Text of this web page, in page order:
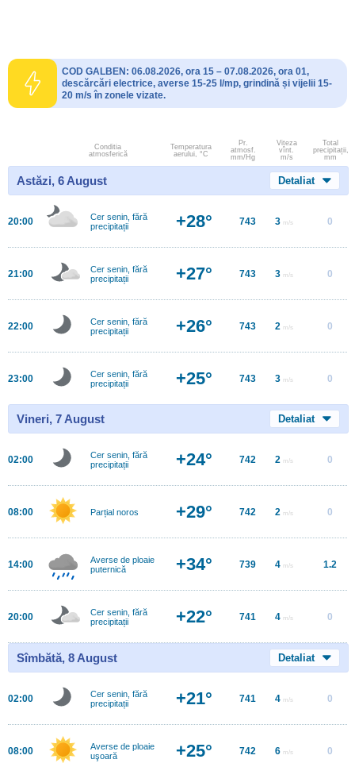
COD GALBEN: 06.08.2026, ora 15 – 07.08.2026, ora 01,
descărcări electrice, averse 15-25 l/mp, grindină și vijelii 15-
20 m/s în zonele vizate.
Conditia
atmosferică
Temperatura
aerului, °C
Pr.
atmosf.
mm/Hg
Viteza
vînt.
m/s
Total
precipitații,
mm
Astăzi, 6 August Detaliat
20:00
Cer senin, fără
precipitații
+28° 743 3 m/s 0
21:00
Cer senin, fără
precipitații
+27° 743 3 m/s 0
22:00
Cer senin, fără
precipitații
+26° 743 2 m/s 0
23:00
Cer senin, fără
precipitații
+25° 743 3 m/s 0
Vineri, 7 August Detaliat
02:00
Cer senin, fără
precipitații
+24° 742 2 m/s 0
08:00 Parțial noros +29° 742 2 m/s 0
14:00
Averse de ploaie
puternică
+34° 739 4 m/s 1.2
20:00
Cer senin, fără
precipitații
+22° 741 4 m/s 0
Sîmbătă, 8 August Detaliat
02:00
Cer senin, fără
precipitații
+21° 741 4 m/s 0
08:00
Averse de ploaie
uşoară
+25° 742 6 m/s 0